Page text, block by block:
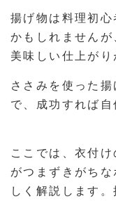
揚げ物は料理初
かもしれません
美味しい仕上がり
ささみを使った
で、成功すれば自
ここでは、衣付
がつまずきがち
しく解説します